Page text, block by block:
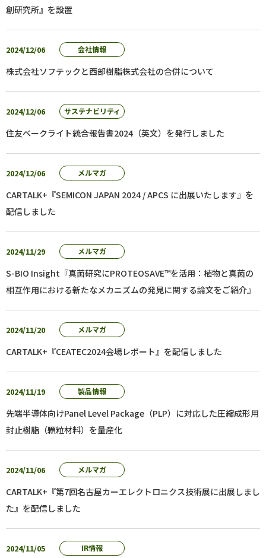
創研究所』を設置
2024/12/06 会社情報
株式会社ソフテックと西部樹脂株式会社の合併について
2024/12/06 サステナビリティ
住友ベークライト統合報告書2024（英文）を発行しました
2024/12/06 メルマガ
CARTALK+『SEMICON JAPAN 2024 / APCS に出展いたします』を
配信しました
2024/11/29 メルマガ
S-BIO Insight『真菌研究にPROTEOSAVE™を活用：植物と真菌の
相互作用における新たなメカニズムの発見に関する論文をご紹介』
2024/11/20 メルマガ
CARTALK+『CEATEC2024会場レポート』を配信しました
2024/11/19 製品情報
先端半導体向けPanel Level Package（PLP）に対応した圧縮成形用
封止樹脂（顆粒材料）を量産化
2024/11/06 メルマガ
CARTALK+『第7回名古屋カーエレクトロニクス技術展に出展しまし
た』を配信しました
2024/11/05 IR情報